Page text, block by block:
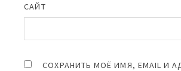
САЙТ
СОХРАНИТЬ МОЁ ИМЯ, EMAIL И